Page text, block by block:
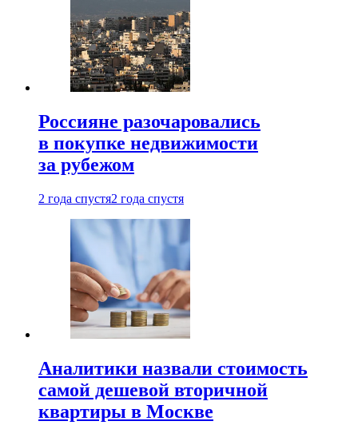
Россияне разочаровались
в покупке недвижимости
за рубежом
2 года спустя2 года спустя
Аналитики назвали стоимость
самой дешевой вторичной
квартиры в Москве